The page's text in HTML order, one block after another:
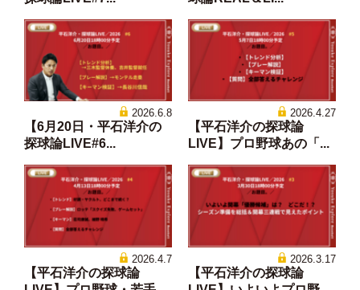
2026.6.8
【6月20日・平石洋介の
探球論LIVE#6...
2026.4.27
【平石洋介の探球論
LIVE】プロ野球あの「...
2026.4.7
【平石洋介の探球論
2026.3.17
【平石洋介の探球論